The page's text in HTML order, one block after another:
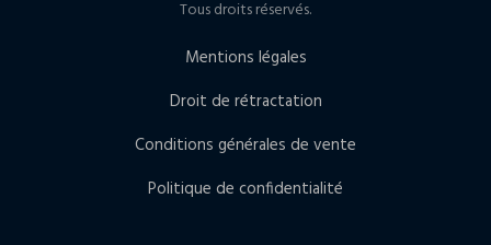
Tous droits réservés.
Mentions légales
Droit de rétractation
Conditions générales de vente
Politique de confidentialité